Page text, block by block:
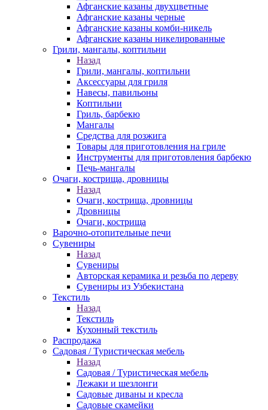
Афганские казаны двухцветные
Афганские казаны черные
Афганские казаны комби-никель
Афганские казаны никелированные
Грили, мангалы, коптильни
Назад
Грили, мангалы, коптильни
Аксессуары для гриля
Навесы, павильоны
Коптильни
Гриль, барбекю
Мангалы
Средства для розжига
Товары для приготовления на гриле
Инструменты для приготовления барбекю
Печь-мангалы
Очаги, кострища, дровницы
Назад
Очаги, кострища, дровницы
Дровницы
Очаги, кострища
Варочно-отопительные печи
Сувениры
Назад
Сувениры
Авторская керамика и резьба по дереву
Сувениры из Узбекистана
Текстиль
Назад
Текстиль
Кухонный текстиль
Распродажа
Садовая / Туристическая мебель
Назад
Садовая / Туристическая мебель
Лежаки и шезлонги
Садовые диваны и кресла
Садовые скамейки